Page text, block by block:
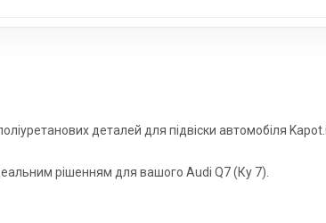
деталей для підвіски автомобіля
рішенням для вашого Audi Q7 (Ку 7).